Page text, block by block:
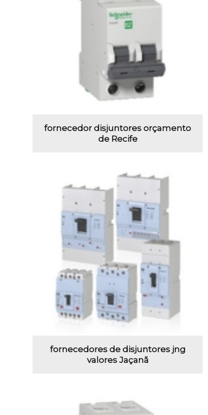
fornecedor disjuntores orçamento
de Recife
fornecedores de disjuntores jng
valores Jaçanã